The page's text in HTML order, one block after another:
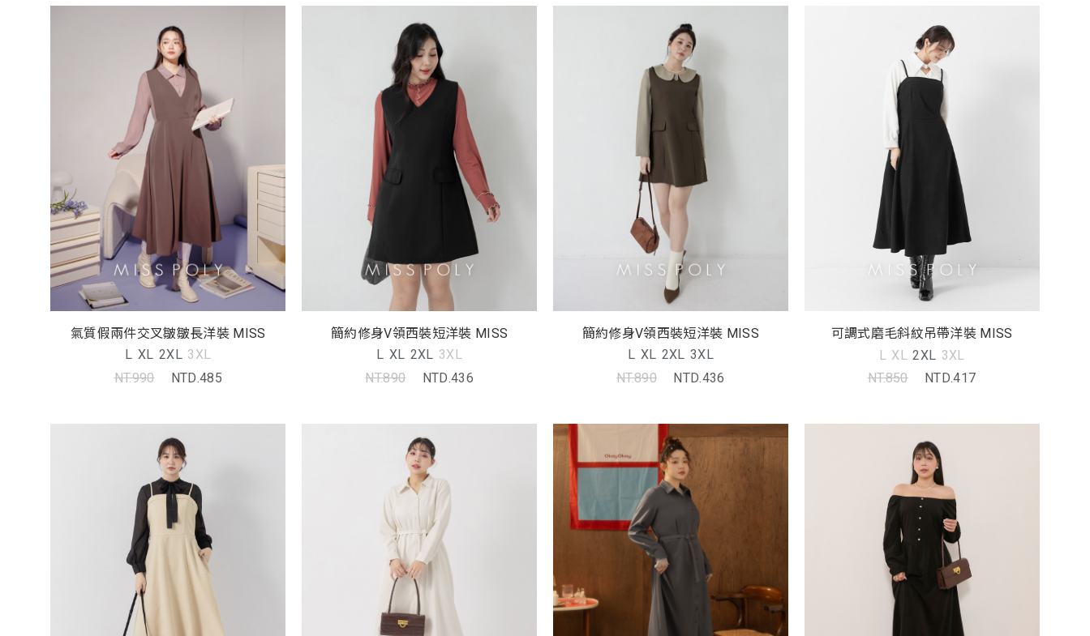
氣質假兩件交叉皺皺長洋裝 MISS
L XL 2XL 3XL
NT.990
NTD.485
簡約修身V領西裝短洋裝 MISS
L XL 2XL 3XL
NT.890
NTD.436
簡約修身V領西裝短洋裝 MISS
L XL 2XL 3XL
NT.890
NTD.436
可調式磨毛斜紋吊帶洋裝 MISS
L XL 2XL 3XL
NT.850
NTD.417